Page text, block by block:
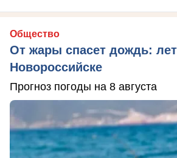
Общество
От жары спасет дождь:
Новороссийске
Прогноз погоды на 8 августа